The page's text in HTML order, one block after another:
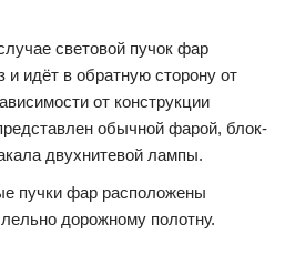
световой пучок фар
и идёт в обратную сторону от
от конструкции
обычной фарой, блок-
двухнитевой лампы.
пучки фар расположены
дорожному полотну.